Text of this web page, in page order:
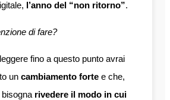
l’anno del “non ritorno”.
di fare?
fino a questo punto avrai
uncambiamento forte e che,
rivedere il modo in cui